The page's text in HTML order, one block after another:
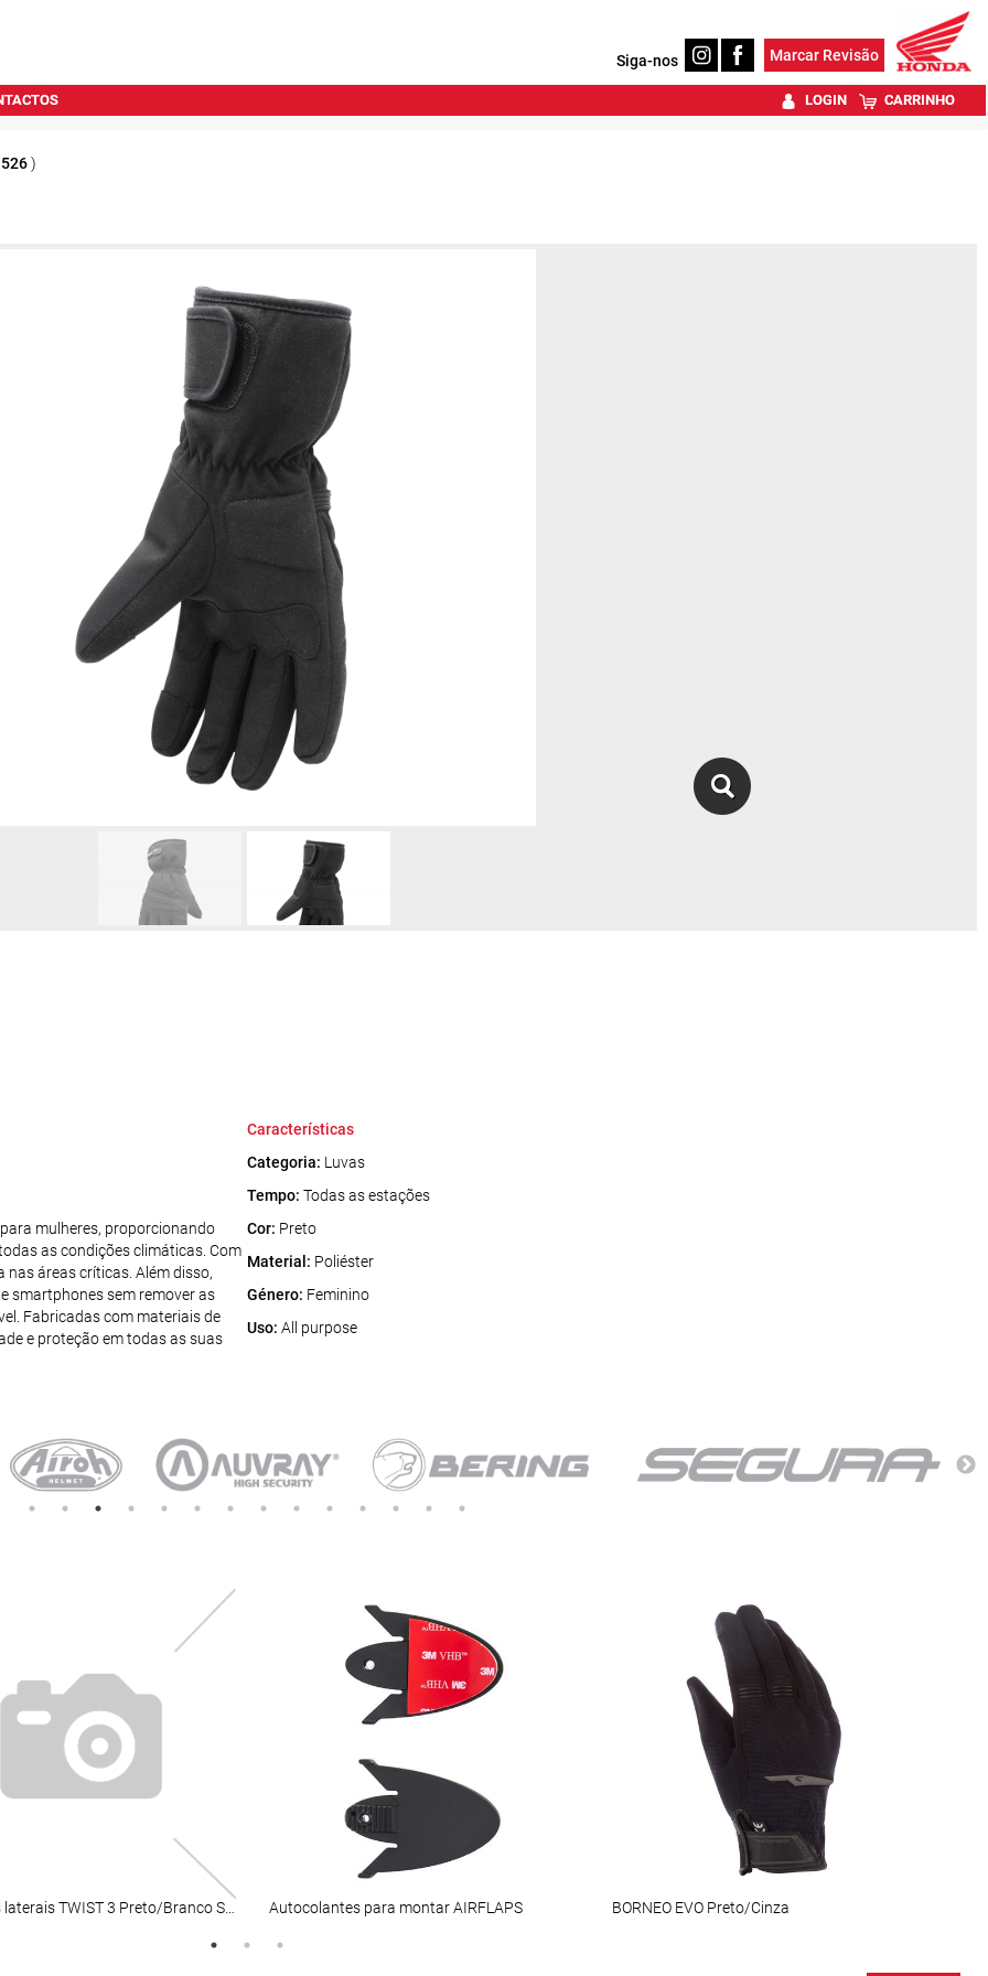
Siga-nos Marcar Revisão
LOGIN CARRINHO
)
mulheres, proporcionando
as condições climáticas. Com
áreas críticas. Além disso,
smartphones sem remover as
Fabricadas com materiais de
e proteção em todas as suas
Características
Categoria: Luvas
Tempo: Todas as estações
Cor: Preto
Material: Poliéster
Género: Feminino
Uso: All purpose
Almofadas laterais TWIST 3 Preto/Branco S AIROH Autocolantes para montar AIRFLAPS BORNEO EVO Preto/Cinza